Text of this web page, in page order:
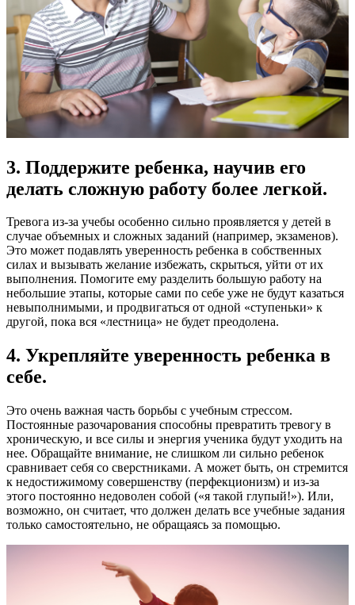
3. Поддержите ребенка, научив его
делать сложную работу более легкой.
Тревога из-за учебы особенно сильно проявляется у детей в
случае объемных и сложных заданий (например, экзаменов).
Это может подавлять уверенность ребенка в собственных
силах и вызывать желание избежать, скрыться, уйти от их
выполнения. Помогите ему разделить большую работу на
небольшие этапы, которые сами по себе уже не будут казаться
невыполнимыми, и продвигаться от одной «ступеньки» к
другой, пока вся «лестница» не будет преодолена.
4. Укрепляйте уверенность ребенка в
себе.
Это очень важная часть борьбы с учебным стрессом.
Постоянные разочарования способны превратить тревогу в
хроническую, и все силы и энергия ученика будут уходить на
нее. Обращайте внимание, не слишком ли сильно ребенок
сравнивает себя со сверстниками. А может быть, он стремится
к недостижимому совершенству (перфекционизм) и из-за
этого постоянно недоволен собой («я такой глупый!»). Или,
возможно, он считает, что должен делать все учебные задания
только самостоятельно, не обращаясь за помощью.